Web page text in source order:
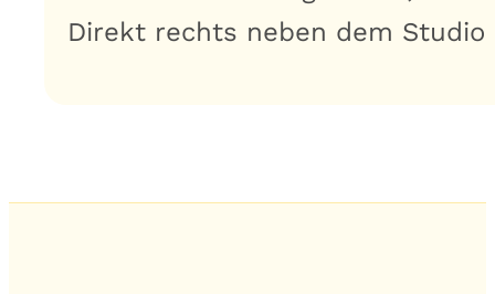
Direkt rechts neben dem